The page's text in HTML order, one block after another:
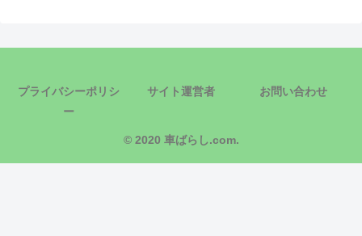
プライバシーポリシ
ー
サイト運営者 お問い合わせ
© 2020 車ばらし.com.